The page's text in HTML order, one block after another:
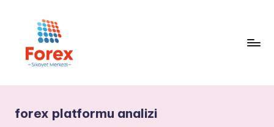
forex platformu analizi